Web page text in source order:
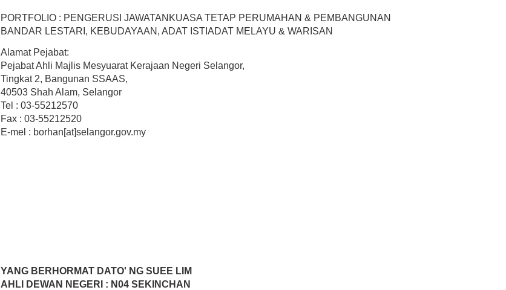
PORTFOLIO : PENGERUSI JAWATANKUASA TETAP PERUMAHAN & PEMBANGUNAN
BANDAR LESTARI, KEBUDAYAAN, ADAT ISTIADAT MELAYU & WARISAN
Alamat Pejabat:
Pejabat Ahli Majlis Mesyuarat Kerajaan Negeri Selangor,
Tingkat 2, Bangunan SSAAS,
40503 Shah Alam, Selangor
Tel : 03-55212570
Fax : 03-55212520
E-mel : borhan[at]selangor.gov.my
YANG BERHORMAT DATO' NG SUEE LIM
AHLI DEWAN NEGERI : N04 SEKINCHAN